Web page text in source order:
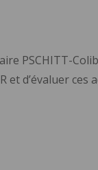
PSCHITT-
et d’évaluer